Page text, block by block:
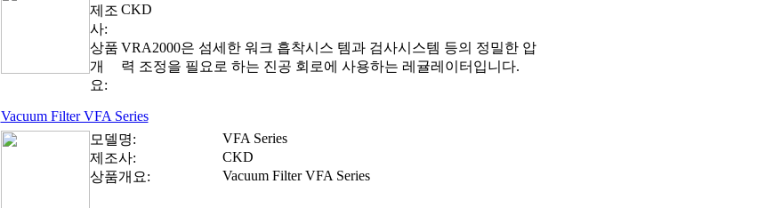
제조
사:
CKD
상품
개
요:
VRA2000은 섬세한 워크 흡착시스 템과 검사시스템 등의 정밀한 압
력 조정을 필요로 하는 진공 회로에 사용하는 레귤레이터입니다.
Vacuum Filter VFA Series
모델명:
VFA Series
제조사:
CKD
상품개요:
Vacuum Filter VFA Series